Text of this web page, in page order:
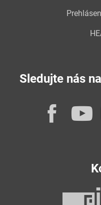
Sledujte nás